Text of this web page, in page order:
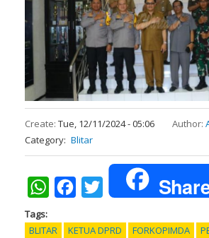
Create: Tue, 12/11/2024 - 05:06 Author:
Category Blitar
WhatsAppFacebookTwitter
Tags
BLITAR
KETUA DPRD FORKOPIMDA